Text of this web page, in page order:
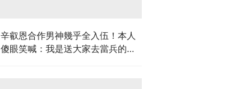
辛叡恩合作男神幾乎全入伍！本人
傻眼笑喊：我是送大家去當兵的人